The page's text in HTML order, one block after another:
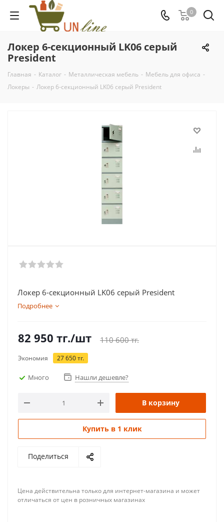
0
Локер 6-секционный LK06 серый
President
Главная - Каталог - Металлическая мебель - Мебель для офиса -
Локеры - Локер 6-секционный LK06 серый President
Локер 6-секционный LK06 серый President
Подробнее
82 950 тг./шт 110 600тг.
Экономия 27 650тг.
Много Нашли дешевле?
В корзину
Купить в 1 клик
Поделиться
Цена действительна только для интернет-магазина и может
отличаться от цен в розничных магазинах